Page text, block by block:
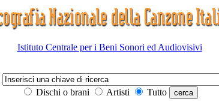
Istituto Centrale per i Beni Sonori ed Audiovisivi
Dischi o brani
Artisti Tutto